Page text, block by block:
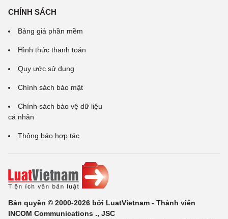
CHÍNH SÁCH
Bảng giá phần mềm
Hình thức thanh toán
Quy ước sử dụng
Chính sách bảo mật
Chính sách bảo vệ dữ liệu
cá nhân
Thông báo hợp tác
Bản quyền © 2000-2026 bởi LuatVietnam - Thành viên
INCOM Communications ., JSC